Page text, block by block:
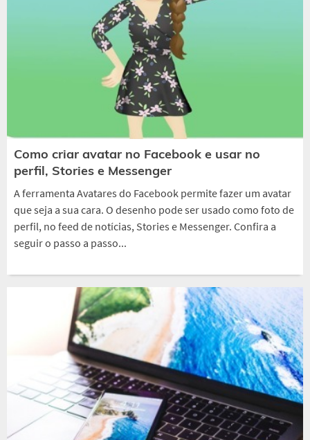
Como criar avatar no Facebook e usar no
perfil, Stories e Messenger
A ferramenta Avatares do Facebook permite fazer um avatar
que seja a sua cara. O desenho pode ser usado como foto de
perfil, no feed de notícias, Stories e Messenger. Confira a
seguir o passo a passo...